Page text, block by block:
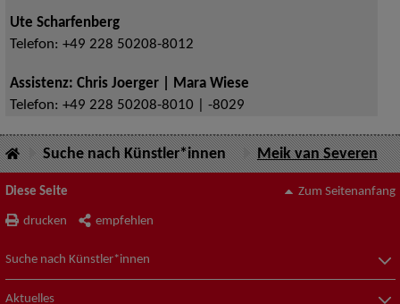
Ute Scharfenberg
Telefon: +49 228 50208-8012
Assistenz: Chris Joerger | Mara Wiese
Telefon: +49 228 50208-8010 | -8029
Suche nach Künstler*innen Meik van Severen
Diese Seite
drucken empfehlen
Zum Seitenanfang
Suche nach Künstler*innen
Aktuelles